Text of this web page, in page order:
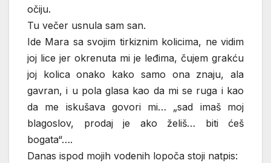
očiju.
Tu večer usnula sam san.
Ide Mara sa svojim tirkiznim kolicima, ne vidim
joj lice jer okrenuta mi je leđima, čujem grakću
joj kolica onako kako samo ona znaju, ala
gavran, i u pola glasa kao da mi se ruga i kao
da me iskušava govori mi… „sad imaš moj
blagoslov, prodaj je ako želiš… biti ćeš
bogata“….
Danas ispod mojih vodenih lopoča stoji natpis: